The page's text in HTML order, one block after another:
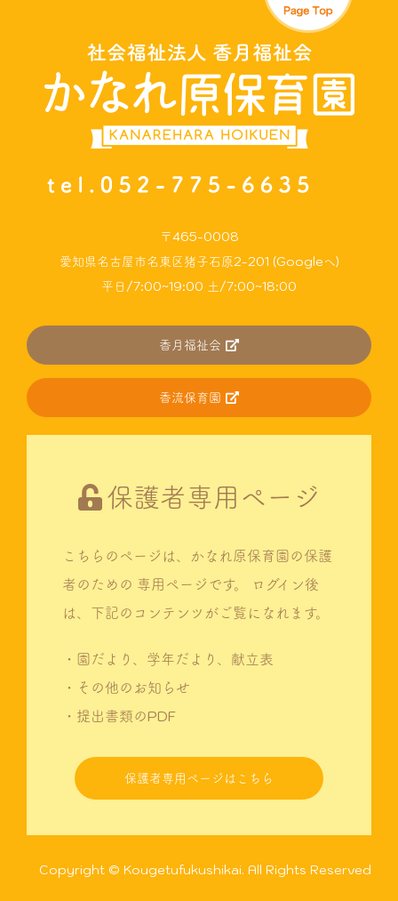
〒465-0008
愛知県名古屋市名東区猪子石原2-201 (Googleへ)
平日/7:00~19:00 土/7:00~18:00
香月福祉会
香流保育園
保護者専用ページ
こちらのページは、かなれ原保育園の保護
者のための 専用ページです。
ログイン後
は、下記のコンテンツがご覧になれます。
・園だより、学年だより、献立表
・その他のお知らせ
・提出書類のPDF
保護者専用ページはこちら
Copyright © Kougetufukushikai. All Rights Reserved